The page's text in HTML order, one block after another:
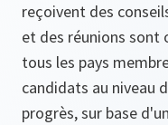
reçoivent des
et des réunions sont
tous les pays
candidats au niveau
progrès, sur base